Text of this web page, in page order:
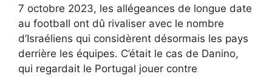
7 octobre 2023, les allégeances de longue date
au football ont dû rivaliser avec le nombre
d’Israéliens qui considèrent désormais les pays
derrière les équipes. C’était le cas de Danino,
qui regardait le Portugal jouer contre